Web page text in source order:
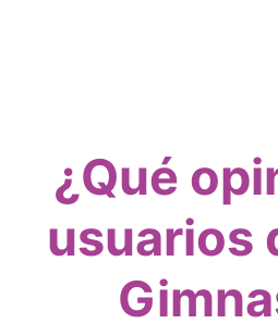
¿Qué
usuarios